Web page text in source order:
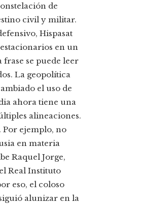
de
civil y militar.
Hispasat
en un
frase se puede leer
La geopolítica
el uso de
ahora tiene una
alineaciones.
Por ejemplo, no
en materia
Raquel Jorge,
Real Instituto
eso, el coloso
alunizar en la